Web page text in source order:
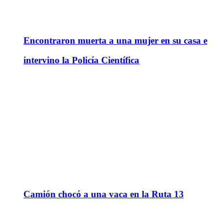
Encontraron muerta a una mujer en su casa e
intervino la Policía Científica
Camión chocó a una vaca en la Ruta 13